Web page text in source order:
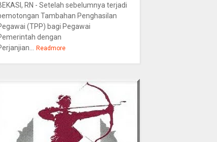
RN - Setelah sebelumnya terjadi
Tambahan Penghasilan
(TPP) bagi Pegawai
dengan
Readmore